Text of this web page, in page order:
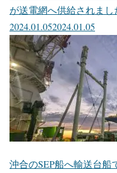
が送電網へ供給されまし
2024.01.052024.01.05
沖合のSEP船へ輸送台